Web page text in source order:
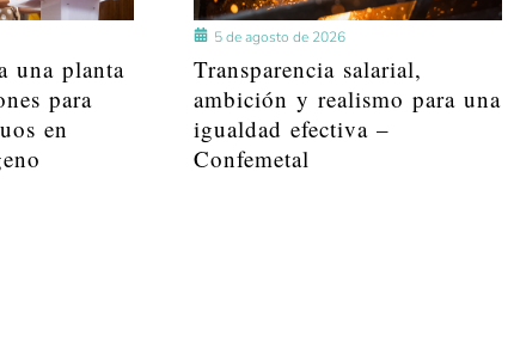
una planta
para
en
5 de agosto de 2026
Transparencia salarial,
ambición y realismo para una
igualdad efectiva –
Confemetal